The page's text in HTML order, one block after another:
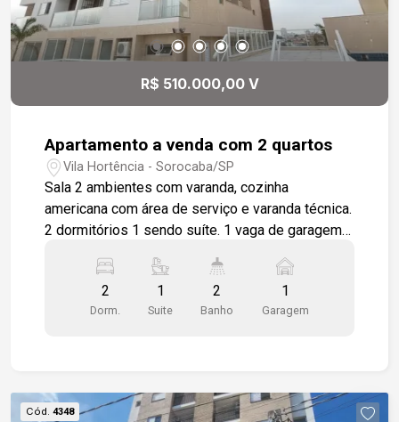
financiamento. Segurança com cerca eletrificada
ou sensor; Câmeras de monitoramento; Interfone;
Portaria 24 horas presencial. Sistema de TAG
garagens. Localizado próximo a padaria Real,
Supermercado Confiança, Pão de Açúcar,
Faculdades como FATEC e Uniso, farmácias,
restaurantes, Shopping Granja Olga e variado
comércio. Com fácil acesso a Rod. Raposo
Tavares e Av. São Paulo.
R$ 510.000,00 V
Apartamento a venda com 2 quartos
Vila Hortência - Sorocaba/SP
Sala 2 ambientes com varanda, cozinha
americana com área de serviço e varanda técnica.
2 dormitórios 1 sendo suíte. 1 vaga de garagem
Condomínio com lazer completo
2
Dorm.
1
Suite
2
Banho
1
Garagem
Cód. 4348